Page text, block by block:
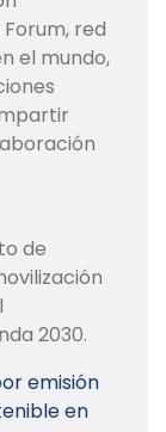
red
el mundo,
de
2030.
emisión
en